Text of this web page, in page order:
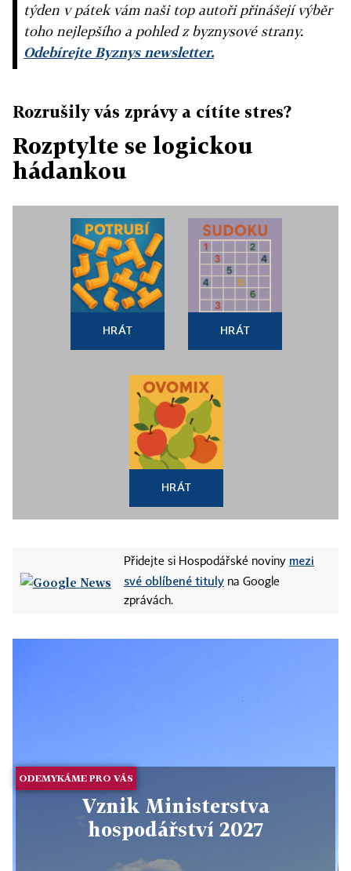
týden v pátek vám naši top autoři přinášejí výběr
toho nejlepšího a pohled z byznysové strany.
Odebírejte Byznys newsletter.
Rozrušily vás zprávy a cítíte stres?
Rozptylte se logickou
hádankou
HRÁT HRÁT
HRÁT
Přidejte si Hospodářské noviny mezi
své oblíbené tituly na Google
zprávách.
ODEMYKÁME PRO VÁS
Vznik Ministerstva
hospodářství 2027